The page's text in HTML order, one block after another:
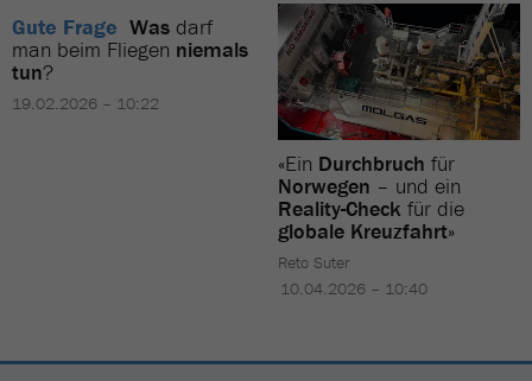
Gute Frage Was darf
man beim Fliegen niemals
tun?
19.02.2026 – 10:22
«Ein Durchbruch für
Norwegen – und ein
Reality-Check für die
globale Kreuzfahrt»
Reto Suter
10.04.2026 – 10:40